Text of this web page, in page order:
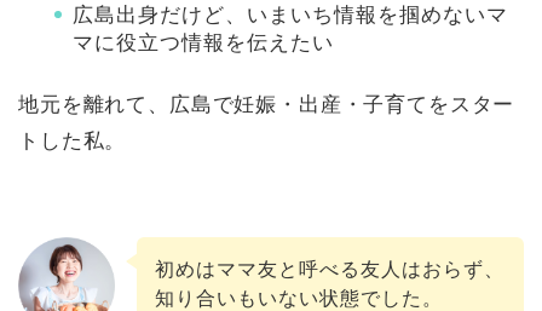
広島出身だけど、いまいち情報を掴めないマ
マに役立つ情報を伝えたい
地元を離れて、広島で妊娠・出産・子育てをスター
トした私。
初めはママ友と呼べる友人はおらず、
知り合いもいない状態でした。